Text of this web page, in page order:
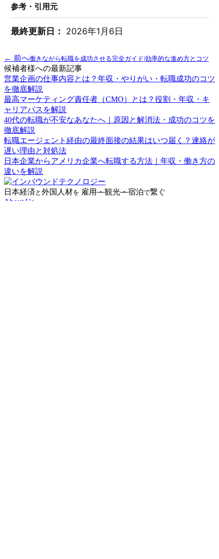
参考・引用元
最終更新日： 2026年1月6日
← 前へ働きながら転職を成功させる完全ガイド|効率的な進め方とコツ
候補者様への最新記事
営業企画の仕事内容とは？年収・やりがい・転職成功のコツ
を徹底解説
最高マーケティング責任者（CMO）とは？役割・年収・キ
ャリアパスを解説
40代の転職が不安なあなたへ｜原因と解消法・成功のコツを
徹底解説
転職エージェント経由の最終面接の結果はいつ届く？連絡が
遅い理由と対処法
日本企業からアメリカ企業へ転職する方法｜年収・働き方の
違いを解説
日本経済 と 外国人材を 雇用・観光・宿泊で繋ぐ
About Us